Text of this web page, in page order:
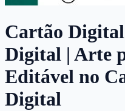
Cartão
Digital | Arte
Editável no
Digital